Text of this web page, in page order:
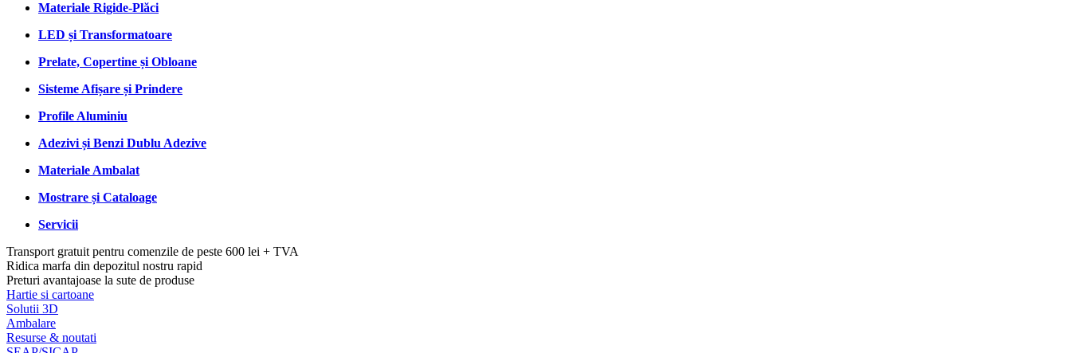
Materiale Rigide-Plăci
LED și Transformatoare
Prelate, Copertine și Obloane
Sisteme Afișare și Prindere
Profile Aluminiu
Adezivi și Benzi Dublu Adezive
Materiale Ambalat
Mostrare și Cataloage
Servicii
Transport gratuit pentru comenzile de peste 600 lei + TVA
Ridica marfa din depozitul nostru rapid
Preturi avantajoase la sute de produse
Hartie si cartoane
Solutii 3D
Ambalare
Resurse & noutati